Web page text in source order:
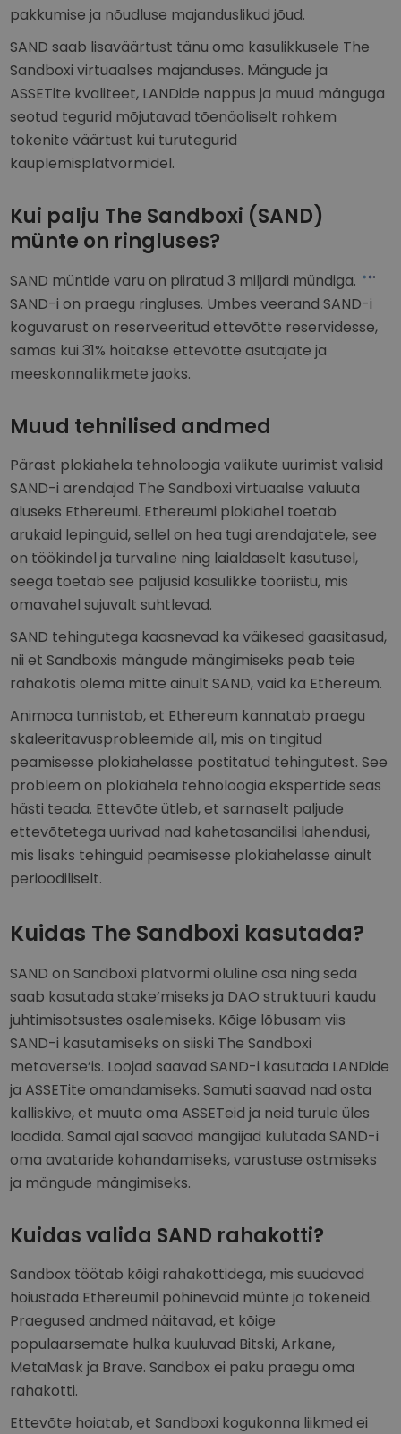
pakkumise ja nõudluse majanduslikud jõud.
SAND saab lisaväärtust tänu oma kasulikkusele The
Sandboxi virtuaalses majanduses. Mängude ja
ASSETite kvaliteet, LANDide nappus ja muud mänguga
seotud tegurid mõjutavad tõenäoliselt rohkem
tokenite väärtust kui turutegurid
kauplemisplatvormidel.
Kui palju The Sandboxi (SAND)
münte on ringluses?
SAND müntide varu on piiratud 3 miljardi mündiga.
SAND-i on praegu ringluses. Umbes veerand SAND-i
koguvarust on reserveeritud ettevõtte reservidesse,
samas kui 31% hoitakse ettevõtte asutajate ja
meeskonnaliikmete jaoks.
Muud tehnilised andmed
Pärast plokiahela tehnoloogia valikute uurimist valisid
SAND-i arendajad The Sandboxi virtuaalse valuuta
aluseks Ethereumi. Ethereumi plokiahel toetab
arukaid lepinguid, sellel on hea tugi arendajatele, see
on töökindel ja turvaline ning laialdaselt kasutusel,
seega toetab see paljusid kasulikke tööriistu, mis
omavahel sujuvalt suhtlevad.
SAND tehingutega kaasnevad ka väikesed gaasitasud,
nii et Sandboxis mängude mängimiseks peab teie
rahakotis olema mitte ainult SAND, vaid ka Ethereum.
Animoca tunnistab, et Ethereum kannatab praegu
skaleeritavusprobleemide all, mis on tingitud
peamisesse plokiahelasse postitatud tehingutest. See
probleem on plokiahela tehnoloogia ekspertide seas
hästi teada. Ettevõte ütleb, et sarnaselt paljude
ettevõtetega uurivad nad kahetasandilisi lahendusi,
mis lisaks tehinguid peamisesse plokiahelasse ainult
perioodiliselt.
Kuidas The Sandboxi kasutada?
SAND on Sandboxi platvormi oluline osa ning seda
saab kasutada stake’miseks ja DAO struktuuri kaudu
juhtimisotsustes osalemiseks. Kõige lõbusam viis
SAND-i kasutamiseks on siiski The Sandboxi
metaverse’is. Loojad saavad SAND-i kasutada LANDide
ja ASSETite omandamiseks. Samuti saavad nad osta
kalliskive, et muuta oma ASSETeid ja neid turule üles
laadida. Samal ajal saavad mängijad kulutada SAND-i
oma avataride kohandamiseks, varustuse ostmiseks
ja mängude mängimiseks.
Kuidas valida SAND rahakotti?
Sandbox töötab kõigi rahakottidega, mis suudavad
hoiustada Ethereumil põhinevaid münte ja tokeneid.
Praegused andmed näitavad, et kõige
populaarsemate hulka kuuluvad Bitski, Arkane,
MetaMask ja Brave. Sandbox ei paku praegu oma
rahakotti.
Ettevõte hoiatab, et Sandboxi kogukonna liikmed ei